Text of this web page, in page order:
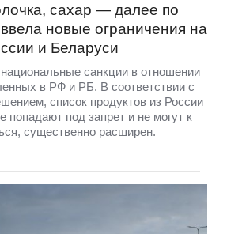
сахар — далее по
новые ограничения на
и Беларуси
санкции в отношении
в РФ и РБ. В соответствии с
список продуктов из России
попадают под запрет и не могут к
существенно расширен.